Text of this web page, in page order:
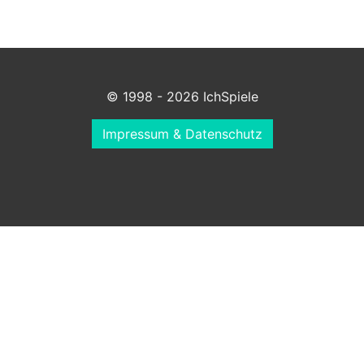
© 1998 - 2026 IchSpiele
Impressum & Datenschutz